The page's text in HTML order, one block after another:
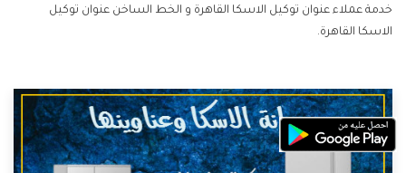
خدمة عملاء عنوان توكيل الاسكا القاهرة و الخط الساخن عنوان توكيل
الاسكا القاهرة.